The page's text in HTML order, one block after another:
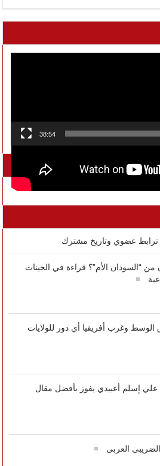
38:54
ترابط عضوي وتاريخ مشترك
“السودان الأم”؟ قراءة في الجينات
الوسط وغرب أفريقيا أي دور للولايات
علي إسلم أعبيدي يفوز بأفضل مقال
العربى